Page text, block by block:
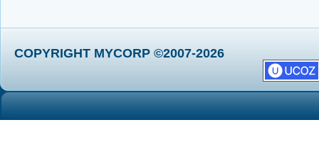
COPYRIGHT MYCORP ©2007-2026